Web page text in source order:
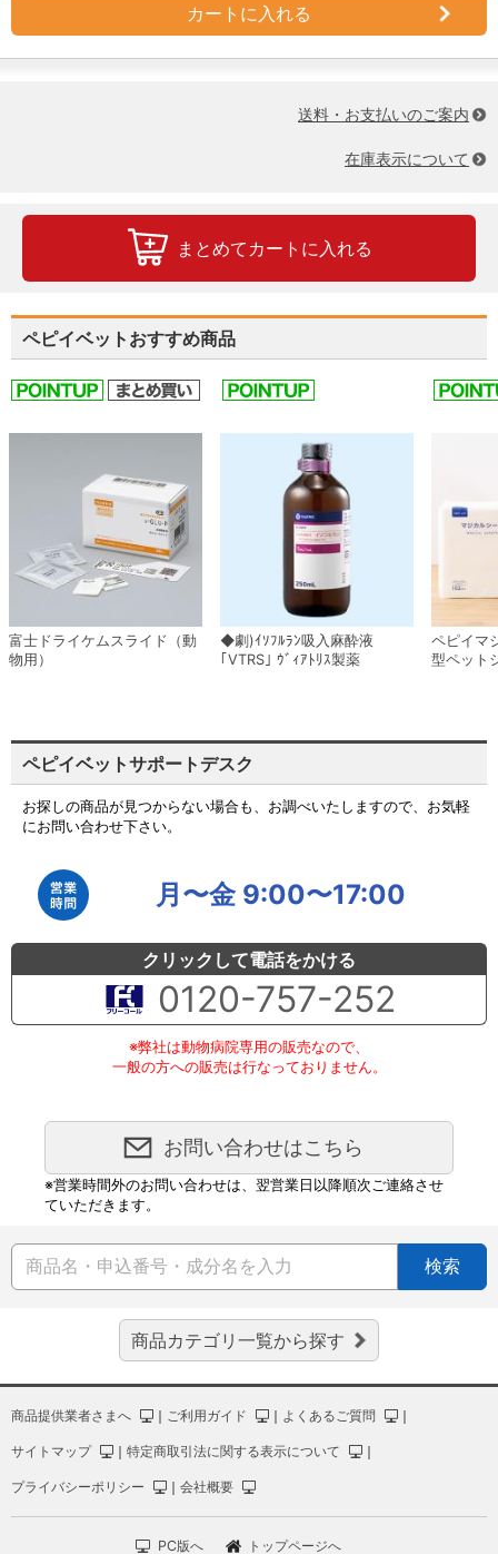
カートに入れる
送料・お支払いのご案内
在庫表示について
まとめてカートに入れる
ペピイベットおすすめ商品
富士ドライケムスライド（動
物用）
◆劇)ｲｿﾌﾙﾗﾝ吸入麻酔液
｢VTRS｣ ｳﾞｨｱﾄﾘｽ製薬
ペピイマ
型ペット
ペピイベットサポートデスク
お探しの商品が見つからない場合も、お調べいたしますので、お気軽
にお問い合わせ下さい。
月〜金 9:00〜17:00
クリックして電話をかける
0120-757-252
※弊社は動物病院専用の販売なので、
一般の方への販売は行なっておりません。
お問い合わせはこちら
※営業時間外のお問い合わせは、翌営業日以降順次ご連絡させ
ていただきます。
検索
商品カテゴリ一覧から探す
商品提供業者さまへ ｜ ご利用ガイド ｜ よくあるご質問 ｜
サイトマップ ｜ 特定商取引法に関する表示について ｜
プライバシーポリシー ｜ 会社概要
PC版へ トップページへ